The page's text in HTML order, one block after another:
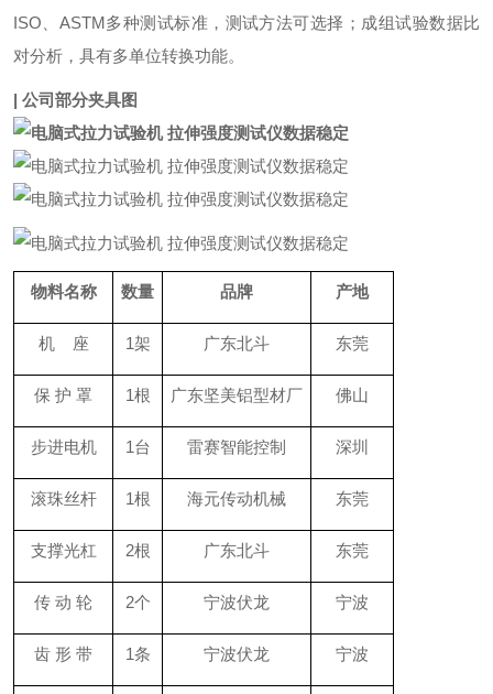
ISO、ASTM多种测试标准，测试方法可选择；成组试验数据比
对分析，具有多单位转换功能。
| 公司部分夹具图
物料名称 数量 品牌 产地
机 座 1架 广东北斗 东莞
保 护 罩 1根 广东坚美铝型材厂 佛山
步进电机 1台 雷赛智能控制 深圳
滚珠丝杆 1根 海元传动机械 东莞
支撑光杠 2根 广东北斗 东莞
传 动 轮 2个 宁波伏龙 宁波
齿 形 带 1条 宁波伏龙 宁波